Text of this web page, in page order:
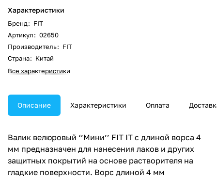
Характеристики
Бренд: FIT
Артикул: 02650
Производитель: FIT
Страна: Китай
Все характеристики
Описание Характеристики Оплата
Валик велюровый ‘’Мини’’ FIT IT с длиной ворса 4
мм предназначен для нанесения лаков и других
защитных покрытий на основе растворителя на
гладкие поверхности. Ворс длиной 4 мм